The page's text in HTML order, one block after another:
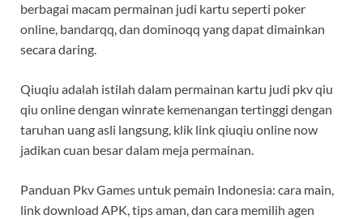
berbagai macam permainan judi kartu seperti poker
online, bandarqq, dan dominoqq yang dapat dimainkan
secara daring.
Qiuqiu adalah istilah dalam permainan kartu judi pkv qiu
qiu online dengan winrate kemenangan tertinggi dengan
taruhan uang asli langsung, klik link qiuqiu online now
jadikan cuan besar dalam meja permainan.
Panduan Pkv Games untuk pemain Indonesia: cara main,
link download APK, tips aman, dan cara memilih agen